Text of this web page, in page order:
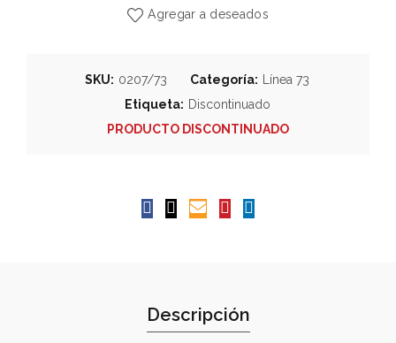
Agregar a deseados
SKU: 0207/73 Categoría:
Línea 73
Etiqueta: Discontinuado
PRODUCTO DISCONTINUADO
Descripción